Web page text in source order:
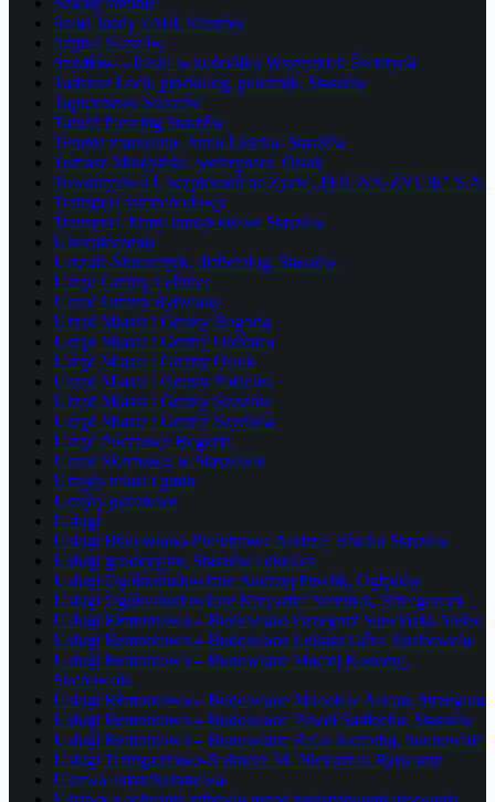
Szoła Jazdy EMIL Staszów
Szpital Staszów
Szydłów – freski w kościółku Wszystkich Świetych
Tadeusz Lech, ginekolog, położnik, Staszów
Tapicerstwo Staszów
Tatuaż Piercing Staszów
Terapia manualna, Anna Lisicka, Staszów
Tomasz Miodyński, weterynarz, Osiek
Towarzystwo Ubezpieczeń na Życie „POLISA-ŻYCIE” S.A.
Transport samochodowy
Transport, firmy transportowe Staszów
Ubezpieczenia
Urszula Ślusarczyk, diabetolog, Staszów
Urząd Gminy Łubnice
Urząd Gminy Rytwiany
Urząd Miasta i Gminy Bogoria
Urząd Miasta i Gminy Oleśnica
Urząd Miasta i Gminy Osiek
Urząd Miasta i Gminy Połaniec
Urząd Miasta i Gminy Staszów
Urząd Miasta i Gminy Szydłów
Urząd Pocztowy Bogoria
Urząd Skarbowy w Staszowie
Urzędy miast i gmin
Urzędy pocztowe
Usługi
Usługi Budowlano-Projektowe Andrzej Bracha Staszów
Usługi geodezyjne, Staszów i okolice
Usługi Ogólnobudowlane Andrzej Pawlik, Oględów
Usługi Ogólnobudowlane Krzysztof Seremak, Strzegomek
Usługi Remontowo – Budowlane Grzegorz Sławiński, Sielec
Usługi Remontowo – Budowlane Łukasz Góra, Suchowola
Usługi Remontowo – Budowlane Maciej Kozoduj,
Suchowola
Usługi Remontowo – Budowlane Mirosław Anciar, Strzegom
Usługi Remontowo – Budowlane Paweł Sadłocha, Staszów
Usługi Remontowo – Budowlane Rafał Kozoduj, Suchowola
Usługi Transportowo-Rolnicze M. Niekurzak Rytwiany
Ustawa antynikotynowa